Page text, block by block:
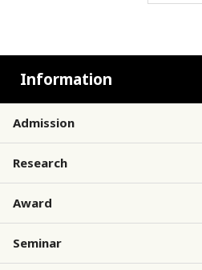
Information
Admission
Research
Award
Seminar